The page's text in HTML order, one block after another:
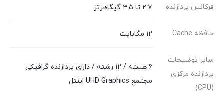
فرکانس پردازنده ۲.۷ تا ۴.۵ گیگاهرتز
حافظه Cache ۱۲ مگابایت
سایر توضیحات
پردازنده مرکزی
(CPU)
۶ هسته / ۱۲ رشته / دارای پردازنده گرافیکی
مجتمع UHD Graphics اینتل